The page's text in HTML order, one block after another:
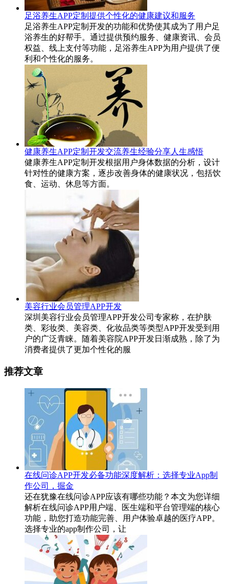
足浴养生APP定制提供个性化的健康建议和服务
足浴养生APP定制开发的功能和优势使其成为了用户足
浴养生的好帮手。通过提供预约服务、健康资讯、会员
权益、线上支付等功能，足浴养生APP为用户提供了便
利和个性化的服务。
健康养生APP定制开发交流养生经验分享人生感悟
健康养生APP定制开发根据用户身体数据的分析，设计
针对性的健康方案，逐步改善身体的健康状况，包括饮
食、运动、休息等方面。
美容行业会员管理APP开发
深圳美容行业会员管理APP开发公司专家称，在护肤
类、彩妆类、美容类、化妆品类等类型APP开发受到用
户的广泛青睐。随着美容院APP开发日渐成熟，除了为
消费者提供了更加个性化的服
推荐文章
在线问诊APP开发必备功能深度解析：选择专业App制
作公司，掘金
还在犹豫在线问诊APP应该有哪些功能？本文为您详细
解析在线问诊APP用户端、医生端和平台管理端的核心
功能，助您打造功能完善、用户体验卓越的医疗APP。
选择专业的app制作公司，让